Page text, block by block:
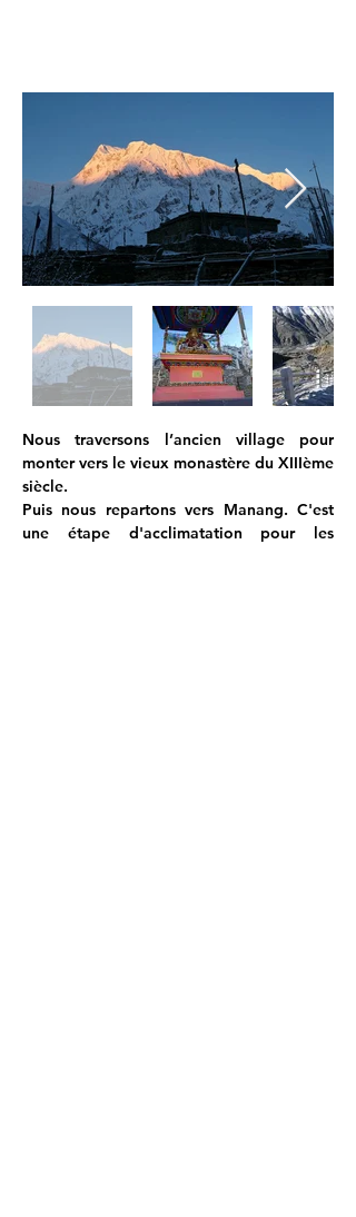
Nous traversons l’ancien village pour
monter vers le vieux monastère du XIIIème
siècle.
Puis nous repartons vers Manang. C'est
une étape d'acclimatation pour les